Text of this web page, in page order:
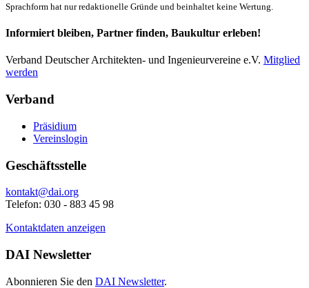
Sprachform hat nur redaktionelle Gründe und beinhaltet keine Wertung.
Informiert bleiben, Partner finden, Baukultur erleben!
Verband Deutscher Architekten- und Ingenieurvereine e.V. Mitglied
werden
Verband
Präsidium
Vereinslogin
Geschäftsstelle
kontakt@dai.org
Telefon: 030 - 883 45 98
Kontaktdaten anzeigen
DAI Newsletter
Abonnieren Sie den DAI Newsletter.